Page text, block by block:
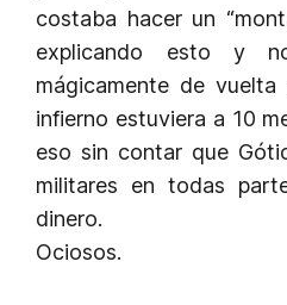
costaba hacer un
explicando esto y
mágicamente de
infierno estuviera a 10
eso sin contar que
militares en todas
dinero.
Ociosos.